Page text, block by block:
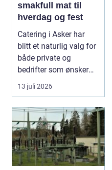
smakfull mat til
hverdag og fest
Catering i Asker har
blitt et naturlig valg for
både private og
bedrifter som ønsker
god mat uten st...
13 juli 2026